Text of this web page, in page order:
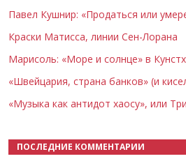
Павел Кушнир: «Продаться или
Краски Матисса, линии Сен-Лорана
Марисоль: «Море и солнце» в
«Швейцария, страна банков» (и
«Музыка как антидот хаосу», или
ПОСЛЕДНИЕ КОММЕНТАРИИ